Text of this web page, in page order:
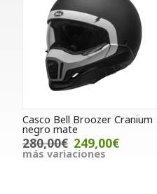
Casco Bell Broozer Cranium
negro mate
280,00€ 249,00€
más variaciones